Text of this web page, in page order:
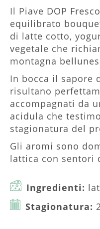
Il Piave DOP
equilibrato
di latte cotto,
vegetale che
montagna
In bocca il sapore
risultano
accompagnati da
acidula che
stagionatura del
Gli aromi sono
lattica con sentori
Ingredienti:
Stagionatura: